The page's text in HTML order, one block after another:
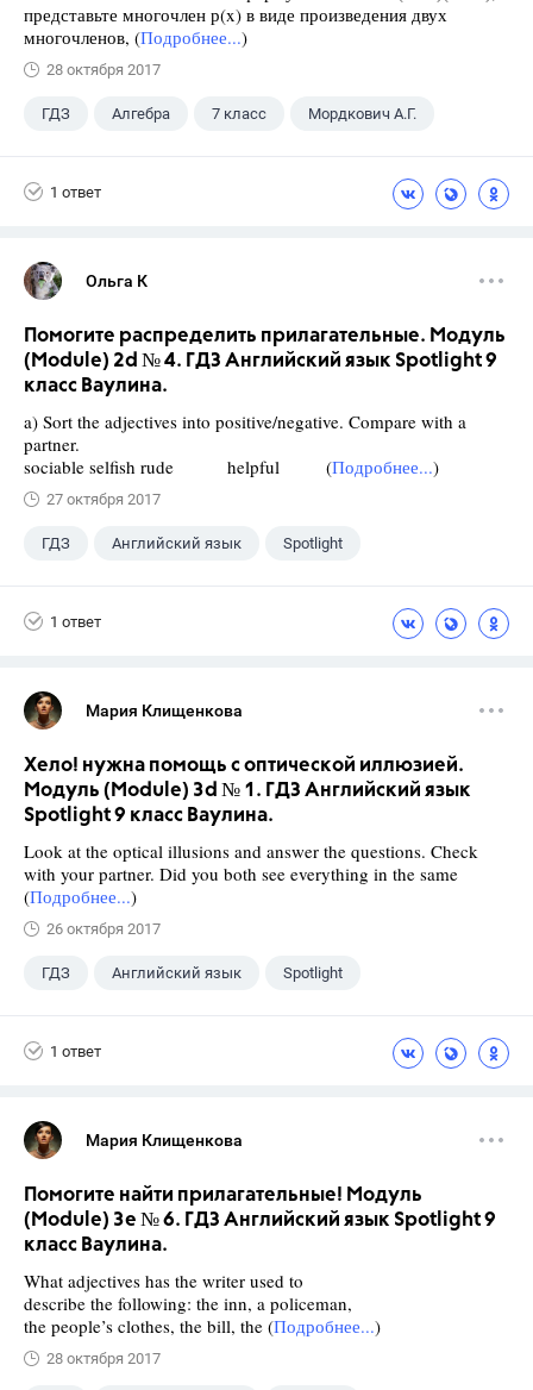
представьте многочлен р(x) в виде произведения двух
многочленов, (Подробнее...)
28 октября 2017
ГДЗ Алгебра 7 класс Мордкович А.Г.
1 ответ
Ольга К
Помогите распределить прилагательные. Модуль
(Module) 2d № 4. ГДЗ Английский язык Spotlight 9
класс Ваулина.
a) Sort the adjectives into positive/negative. Compare with a
partner.
sociable selfish rude helpful (Подробнее...)
27 октября 2017
ГДЗ Английский язык Spotlight
1 ответ
Мария Клищенкова
Хело! нужна помощь с оптической иллюзией.
Модуль (Module) 3d № 1. ГДЗ Английский язык
Spotlight 9 класс Ваулина.
Look at the optical illusions and answer the questions. Check
with your partner. Did you both see everything in the same
(Подробнее...)
26 октября 2017
ГДЗ Английский язык Spotlight
1 ответ
Мария Клищенкова
Помогите найти прилагательные! Модуль
(Module) 3e № 6. ГДЗ Английский язык Spotlight 9
класс Ваулина.
What adjectives has the writer used to
describe the following: the inn, a policeman,
the people’s clothes, the bill, the (Подробнее...)
28 октября 2017